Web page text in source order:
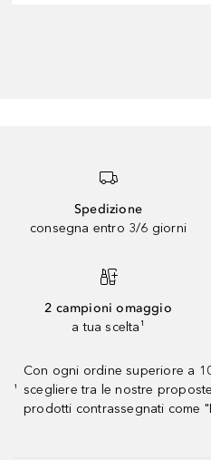
Spedizione
consegna entro 3/6 giorni
2 campioni omaggio
a tua scelta¹
¹
Con ogni ordine superiore a
scegliere tra le nostre
prodotti contrassegnati come